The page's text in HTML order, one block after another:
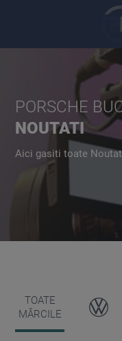
PORSCHE
NOUTATI
Aici gasiti toate
TOATE
MĂRCILE